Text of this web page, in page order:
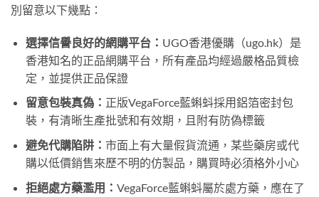
別留意以下幾點：
選擇信譽良好的網購平台： UGO香港優購（ugo.hk）是
香港知名的正品網購平台，所有產品均經過嚴格品質檢
定，並提供正品保證
留意包裝真偽： 正版VegaForce藍蝌蚪採用鋁箔密封包
裝，有清晰生產批號和有效期，且附有防偽標籤
避免代購陷阱： 市面上有大量假貨流通，某些藥房或代
購以低價銷售來歷不明的仿製品，購買時必須格外小心
拒絕處方藥濫用： VegaForce藍蝌蚪屬於處方藥，應在了